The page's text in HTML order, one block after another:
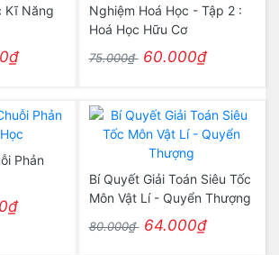
Kĩ Năng
Nghiệm Hoá Học - Tập 2 :
Hoá Học Hữu Cơ
75.000₫ 60.000₫
Phản
Bí Quyết Giải Toán Siêu Tốc
Môn Vật Lí - Quyển Thượng
80.000₫ 64.000₫